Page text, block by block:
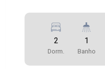
2
Dorm.
1
Banho